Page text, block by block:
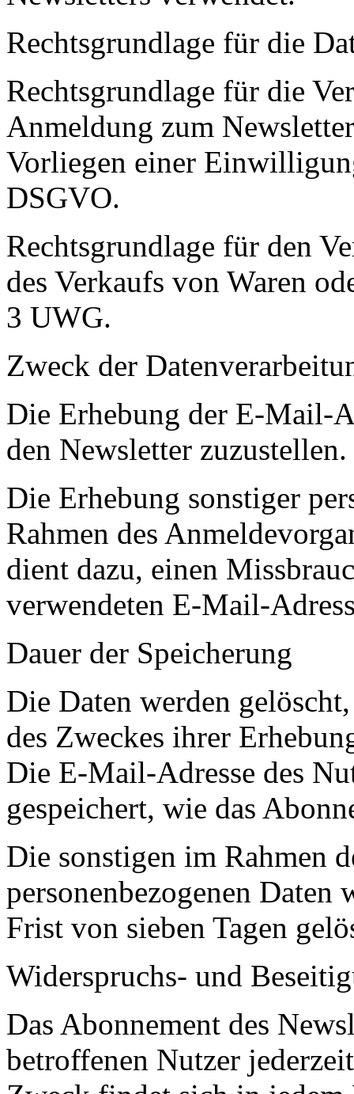
Rechtsgrundlage für die
Rechtsgrundlage für die
Anmeldung zum
Vorliegen einer
DSGVO.
Rechtsgrundlage für den
des Verkaufs von Waren
3 UWG.
Zweck der
Die Erhebung der E-Mail-
den Newsletter zuzustellen.
Die Erhebung sonstiger
Rahmen des
dient dazu, einen
verwendeten E-Mail-
Dauer der Speicherung
Die Daten werden
des Zweckes ihrer
Die E-Mail-Adresse des
gespeichert, wie das
Die sonstigen im Rahmen
personenbezogenen Daten
Frist von sieben Tagen
Widerspruchs- und
Das Abonnement des
betroffenen Nutzer